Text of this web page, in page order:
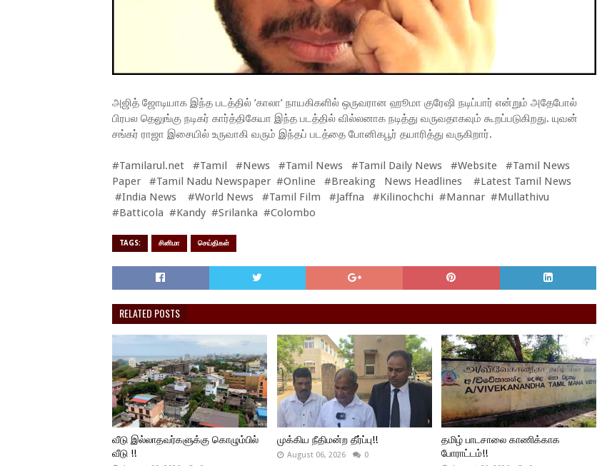
அஜித் ஜோடியாக இந்த படத்தில் ’காலா’ நாயகிகளில் ஒருவரான ஹூமா குரேஷி நடிப்பார் என்றும் அதேபோல்
பிரபல தெலுங்கு நடிகர் கார்த்திகேயா இந்த படத்தில் வில்லனாக நடித்து வருவதாகவும் கூறப்படுகிறது. யுவன்
சங்கர் ராஜா இசையில் உருவாகி வரும் இந்தப் படத்தை போனிகபூர் தயாரித்து வருகிறார்.
#Tamilarul.net #Tamil #News #Tamil News #Tamil Daily News #Website #Tamil News
Paper #Tamil Nadu Newspaper #Online #Breaking News Headlines #Latest Tamil News
#India News #World News #Tamil Film #Jaffna #Kilinochchi #Mannar #Mullathivu
#Batticola #Kandy #Srilanka #Colombo
TAGS: சினிமா செய்திகள்
RELATED POSTS
வீடு இல்லாதவர்களுக்கு கொழும்பில்
வீடு !!
முக்கிய நீதிமன்ற தீர்ப்பு!!
August 06, 2026 0
தமிழ் பாடசாலை காணிக்காக
போராட்டம்!!